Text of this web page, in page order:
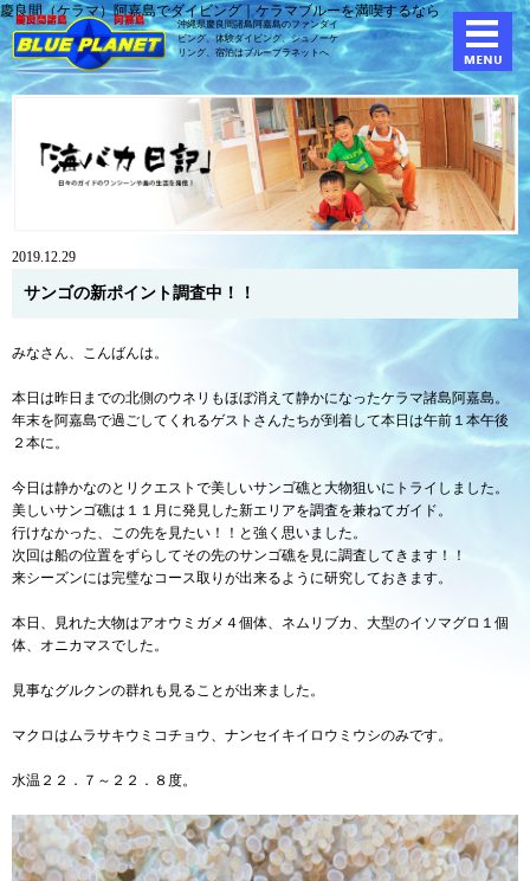
慶良間（ケラマ）阿嘉島でダイビング｜ケラマブルーを満喫するなら
沖縄県慶良間諸島阿嘉島のファンダイ
ビング、体験ダイビング、シュノーケ
リング、宿泊はブループラネットへ
2019.12.29
サンゴの新ポイント調査中！！
みなさん、こんばんは。
本日は昨日までの北側のウネリもほぼ消えて静かになったケラマ諸島阿嘉島。
年末を阿嘉島で過ごしてくれるゲストさんたちが到着して本日は午前１本午後
２本に。
今日は静かなのとリクエストで美しいサンゴ礁と大物狙いにトライしました。
美しいサンゴ礁は１１月に発見した新エリアを調査を兼ねてガイド。
行けなかった、この先を見たい！！と強く思いました。
次回は船の位置をずらしてその先のサンゴ礁を見に調査してきます！！
来シーズンには完璧なコース取りが出来るように研究しておきます。
本日、見れた大物はアオウミガメ４個体、ネムリブカ、大型のイソマグロ１個
体、オニカマスでした。
見事なグルクンの群れも見ることが出来ました。
マクロはムラサキウミコチョウ、ナンセイキイロウミウシのみです。
水温２２．７～２２．８度。